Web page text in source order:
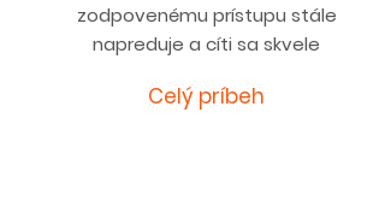
zodpovenému prístupu stále
napreduje a cíti sa skvele
Celý príbeh